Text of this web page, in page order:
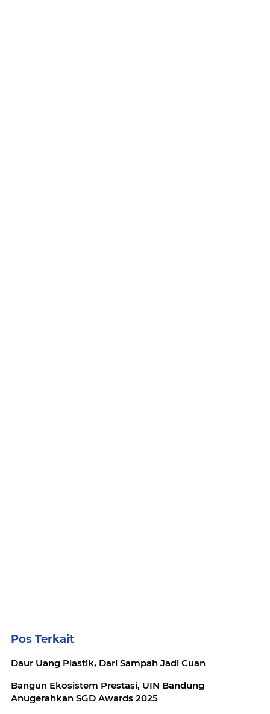
Pos Terkait
Daur Uang Plastik, Dari Sampah Jadi Cuan
Bangun Ekosistem Prestasi, UIN Bandung
Anugerahkan SGD Awards 2025